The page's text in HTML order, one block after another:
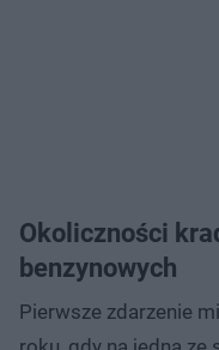
Okoliczności
benzynowych
Pierwsze zdarzenie